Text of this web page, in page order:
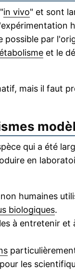
in vivo" et sont
possible par
et le
mais il faut
qui a été
en
humaines
biologiques.
à entretenir et
les